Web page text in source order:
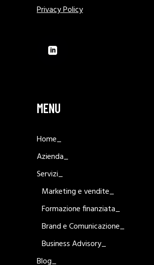
Privacy Policy
MENU
Home_
Azienda_
Servizi_
Marketing e vendite_
Formazione finanziata_
Brand e Comunicazione_
Business Advisory_
Blog_